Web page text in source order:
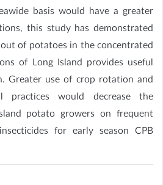
basis would have a greater
this study has demonstrated
of potatoes in the concentrated
of Long Island provides useful
Greater use of crop rotation and
practices would decrease the
potato growers on frequent
for early season CPB